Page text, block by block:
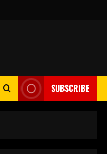
SUBSCRIBE